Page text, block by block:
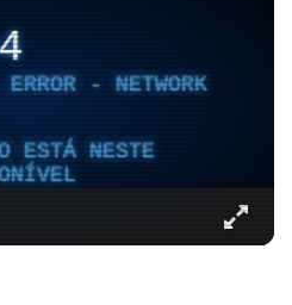
- NETWORK
ESTÁ NESTE